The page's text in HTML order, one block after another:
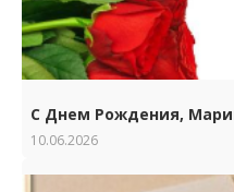
С Днем Рождения,
10.06.2026